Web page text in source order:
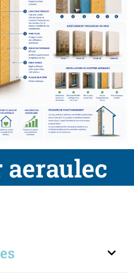
aeraulec